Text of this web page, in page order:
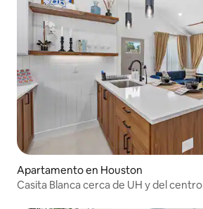
Apartamento en Houston
Casita Blanca cerca de UH y del centro